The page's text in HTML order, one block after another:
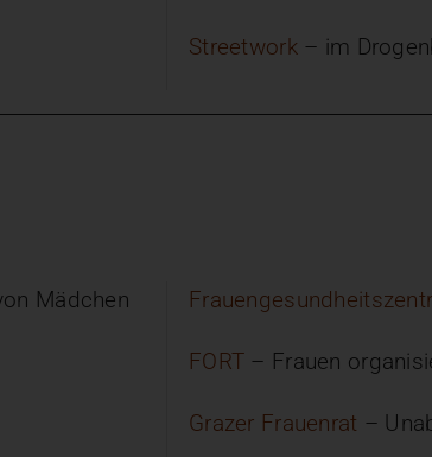
Streetwork – im
Mädchen
FORT – Frauen
Grazer Frauenrat –